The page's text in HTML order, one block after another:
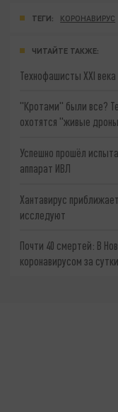
ТЕГИ: КОРОНАВИРУС
ЧИТАЙТЕ ТАКЖЕ:
Технофашисты XXI века
"Кротами" были все?
охотятся "живые
Успешно прошёл
аппарат ИВЛ
Хантавирус
исследуют
Почти 40 смертей: В
коронавирусом за сутки